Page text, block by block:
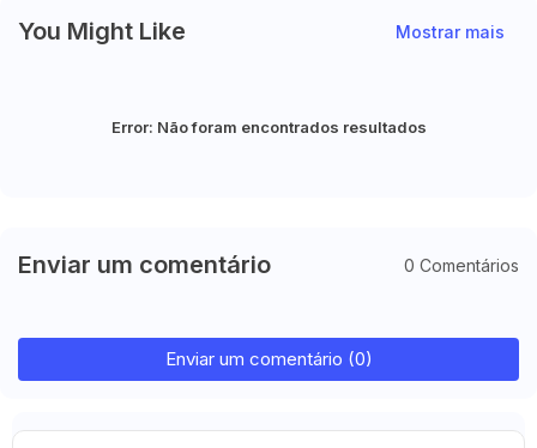
You Might Like Mostrar mais
Error: Não foram encontrados resultados
Enviar um comentário 0 Comentários
Enviar um comentário (0)